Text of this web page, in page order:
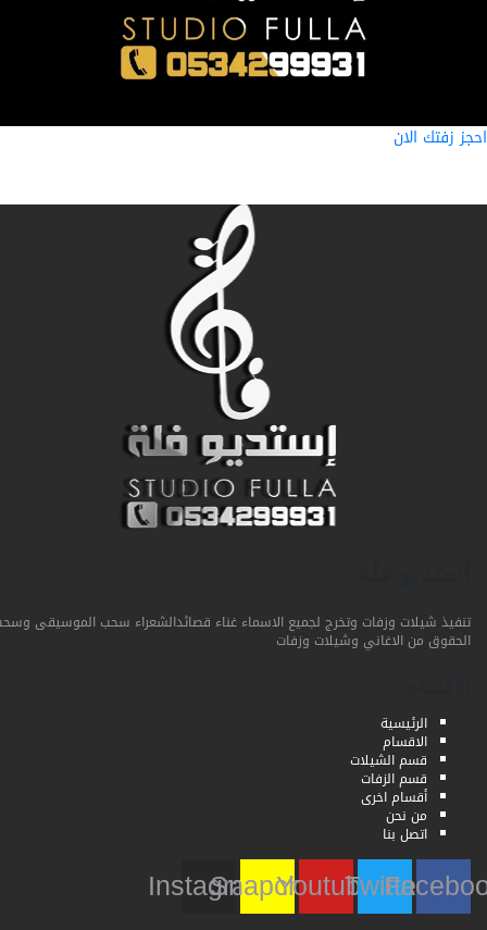
زفتك الان
تنفيذ شيلات وزفات وتخرج لجميع الاسماء غناء قصائدالشعراء سحب الموسيقى وسحب
الحقوق من الاغاني وشيلات وزفات
الرئيسية
الاقسام
قسم الشيلات
قسم الزفات
أقسام اخرى
من نحن
اتصل بنا
Twitter
Youtube
Snapchat
Instagram